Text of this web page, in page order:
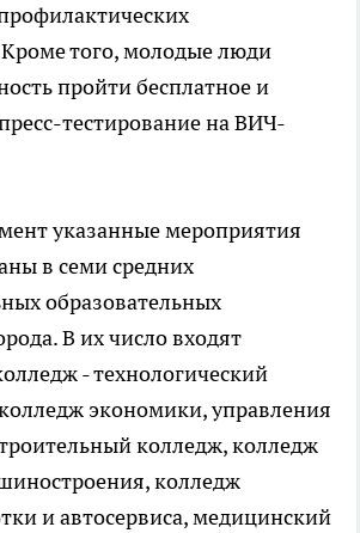
того, молодые люди
пройти бесплатное и
тестирование на ВИЧ-
указанные мероприятия
в семи средних
образовательных
В их число входят
- технологический
экономики, управления
колледж, колледж
колледж
и автосервиса, медицинский